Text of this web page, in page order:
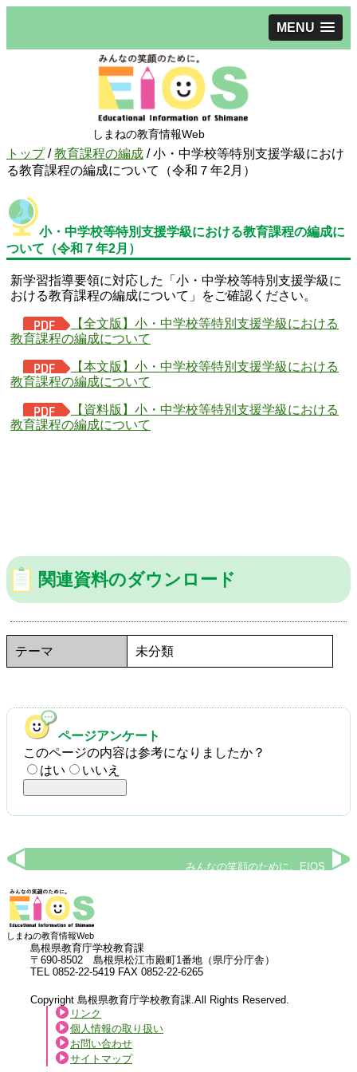
MENU
しまねの教育情報Web
現
在
位
置：
トップ/教育課程の編成 /小・中学校等特別支援学級におけ
る教育課程の編成について（令和７年2月）
小・中学校等特別支援学級における教育課程の編成に
ついて（令和７年2月）
新学習指導要領に対応した「小・中学校等特別支援学級に
おける教育課程の編成について」をご確認ください。
【全文版】小・中学校等特別支援学級における
教育課程の編成について
【本文版】小・中学校等特別支援学級における
教育課程の編成について
【資料版】小・中学校等特別支援学級における
教育課程の編成について
関連資料のダウンロード
テーマ 未分類
ページアンケート
このページの内容は参考になりましたか？
はい
いいえ
みんなの笑顔のために。EIOS
しまねの教育情報Web
島根県教育庁学校教育課
〒690-8502 島根県松江市殿町1番地（県庁分庁舎）
TEL 0852-22-5419 FAX 0852-22-6265
Copyright 島根県教育庁学校教育課.All Rights Reserved.
リンク
個人情報の取り扱い
お問い合わせ
サイトマップ